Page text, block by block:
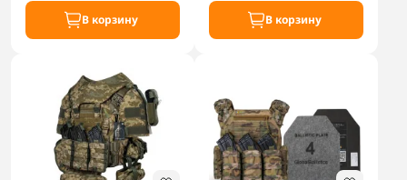
В корзину В корзину